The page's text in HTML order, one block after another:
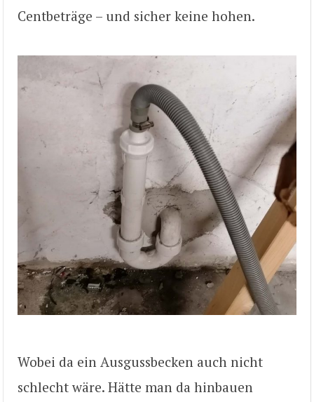
Centbeträge – und sicher keine hohen.
Wobei da ein Ausgussbecken auch nicht
schlecht wäre. Hätte man da hinbauen